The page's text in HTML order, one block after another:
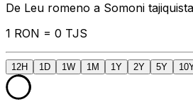
De Leu romeno a Somoni
1 RON = 0 TJS
12H 1D 1W 1M 1Y 2Y 5Y